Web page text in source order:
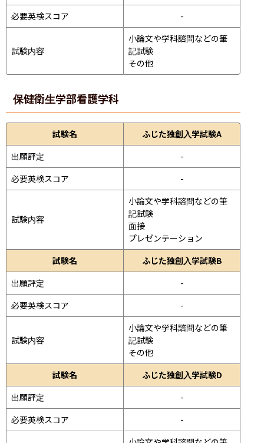
必要英検スコア
-
試験内容
小論文や学科諮問などの筆
記試験
その他
保健衛生学部看護学科
試験名
ふじた独創入学試験A
出願評定
-
必要英検スコア
-
試験内容
小論文や学科諮問などの筆
記試験
面接
プレゼンテーション
試験名
ふじた独創入学試験B
出願評定
-
必要英検スコア
-
試験内容
小論文や学科諮問などの筆
記試験
その他
試験名
ふじた独創入学試験D
出願評定
-
必要英検スコア
-